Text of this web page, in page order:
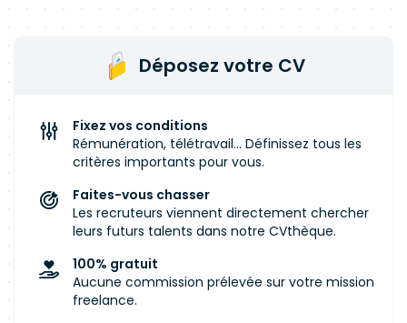
Déposez votre CV
Fixez vos conditions
Rémunération, télétravail... Définissez tous les
critères importants pour vous.
Faites-vous chasser
Les recruteurs viennent directement chercher
leurs futurs talents dans notre CVthèque.
100% gratuit
Aucune commission prélevée sur votre mission
freelance.